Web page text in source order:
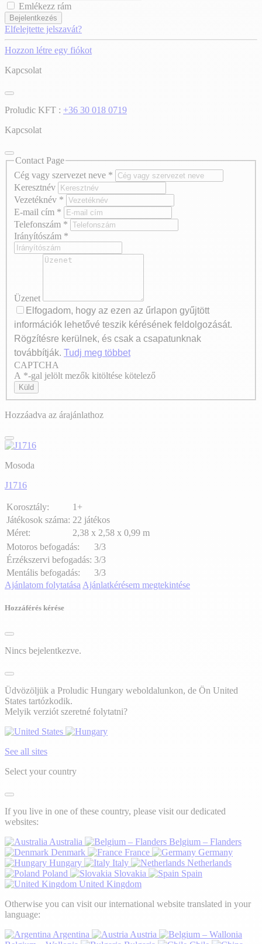
Emlékezz rám
Bejelentkezés
Elfelejtette jelszavát?
Hozzon létre egy fiókot
Kapcsolat
Proludic KFT : +36 30 018 0719
Kapcsolat
Contact Page
Cég vagy szervezet neve *
Keresztnév
Vezetéknév *
E-mail cím *
Telefonszám *
Irányítószám *
Üzenet
Elfogadom, hogy az ezen az űrlapon gyűjtött
információk lehetővé teszik kérésének feldolgozását.
Rögzítésre kerülnek, és csak a csapatunknak
továbbítják. Tudj meg többet
Axeptio consent
CAPTCHA
A *-gal jelölt mezők kitöltése kötelező
Küld
Hozzáadva az árajánlathoz
Mosoda
J1716
Korosztály:
1+
Játékosok száma: 22 játékos
Méret:
2,38 x 2,58 x 0,99 m
Motoros befogadás:
3/3
Érzékszervi befogadás: 3/3
Mentális befogadás:
3/3
Ajánlatom folytatása Ajánlatkérésem megtekintése
Hozzáférés kérése
Nincs bejelentkezve.
Üdvözöljük a Proludic Hungary weboldalunkon, de Ön United
States tartózkodik.
Melyik verziót szeretné folytatni?
See all sites
Select your country
If you live in one of these country, please visit our dedicated
websites:
Australia
Belgium – Flanders
Denmark
France
Germany
Hungary
Italy
Netherlands
Poland
Slovakia
Spain
United Kingdom
Otherwise you can visit our international website translated in your
language:
Argentina
Austria